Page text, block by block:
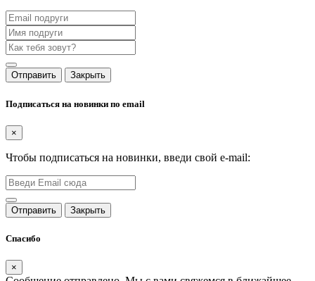
Отправить Закрыть
Подписаться на новинки по email
×
Чтобы подписаться на новинки, введи свой e-mail:
Отправить Закрыть
Спасибо
×